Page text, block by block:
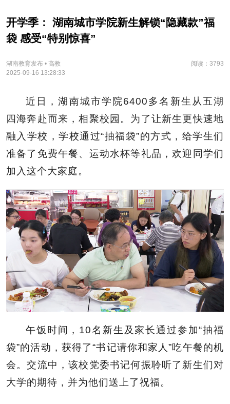
开学季： 湖南城市学院新生解锁“隐藏款”福
袋 感受“特别惊喜”
湖南教育发布 • 高教
阅读：3793
2025-09-16 13:28:33
近日，湖南城市学院6400多名新生从五湖
四海奔赴而来，相聚校园。为了让新生更快速地
融入学校，学校通过“抽福袋”的方式，给学生们
准备了免费午餐、运动水杯等礼品，欢迎同学们
加入这个大家庭。
午饭时间，10名新生及家长通过参加“抽福
袋”的活动，获得了“书记请你和家人”吃午餐的机
会。交流中，该校党委书记何振聆听了新生们对
大学的期待，并为他们送上了祝福。